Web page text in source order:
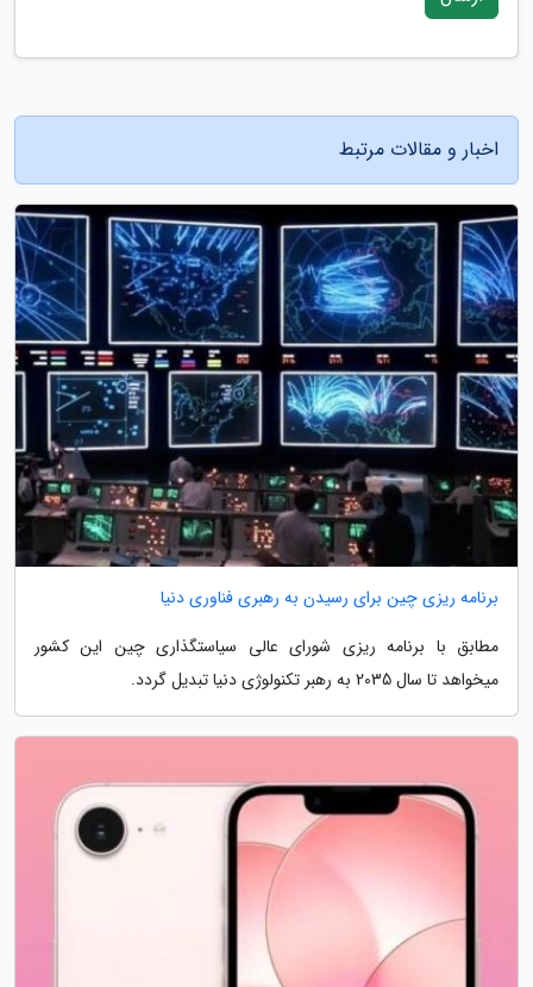
اخبار و مقالات مرتبط
برنامه ریزی چین برای رسیدن به رهبری فناوری دنیا
مطابق با برنامه ریزی شورای عالی سیاستگذاری چین این کشور
میخواهد تا سال 2035 به رهبر تکنولوژی دنیا تبدیل گردد.